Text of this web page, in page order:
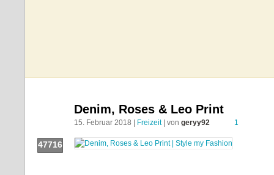
Denim, Roses & Leo Print
15. Februar 2018 | Freizeit| von geryy92 1
47716